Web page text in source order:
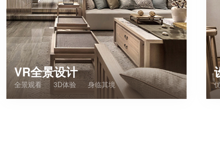
VR全景设计
全景观看 3D体验 身临其境